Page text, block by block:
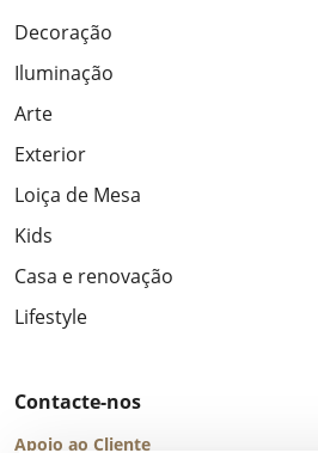
Decoração
Iluminação
Arte
Exterior
Loiça de Mesa
Kids
Casa e renovação
Lifestyle
Contacte-nos
Apoio ao Cliente